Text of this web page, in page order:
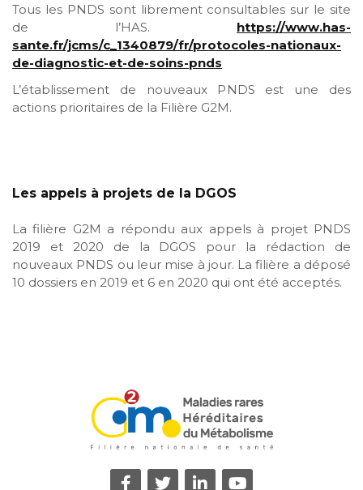
Tous les PNDS sont librement consultables sur le site
de l’HAS. https://www.has-
sante.fr/jcms/c_1340879/fr/protocoles-nationaux-
de-diagnostic-et-de-soins-pnds
L’établissement de nouveaux PNDS est une des
actions prioritaires de la Filière G2M.
Les appels à projets de la DGOS
La filière G2M a répondu aux appels à projet PNDS
2019 et 2020 de la DGOS pour la rédaction de
nouveaux PNDS ou leur mise à jour. La filière a déposé
10 dossiers en 2019 et 6 en 2020 qui ont été acceptés.